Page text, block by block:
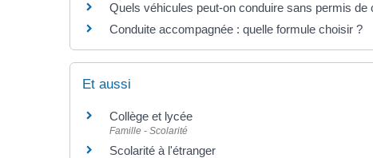
Quels véhicules peut-on conduire sans permis de
Conduite accompagnée : quelle formule choisir ?
Et aussi
Collège et lycée
Famille - Scolarité
Scolarité à l'étranger